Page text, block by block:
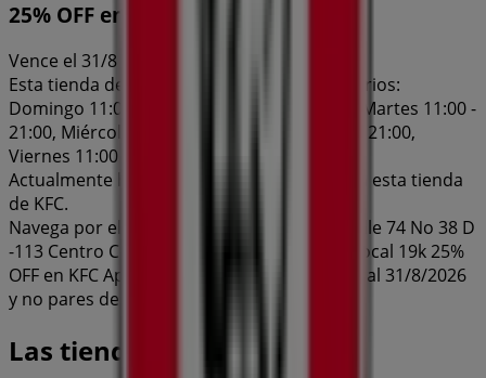
25% OFF en KFC App
Vence el 31/8
Esta tienda de KFC tiene los siguientes horarios:
Domingo 11:00 - 09:00, Lunes 11:00 - 21:00, Martes 11:00 -
21:00, Miércoles 11:00 - 21:00, Jueves 11:00 - 21:00,
Viernes 11:00 - 10:00, Sábado 11:00 - 10:00
Actualmente hay 1 catálogos disponibles en esta tienda
de KFC.
Navega por el último catálogo de KFC en Calle 74 No 38 D
-113 Centro Comercial Viva Barranquilla – Local 19k 25%
OFF en KFC App que es válido del 28/7/2026 al 31/8/2026
y no pares de ahorrar.
Las tiendas más cercanas